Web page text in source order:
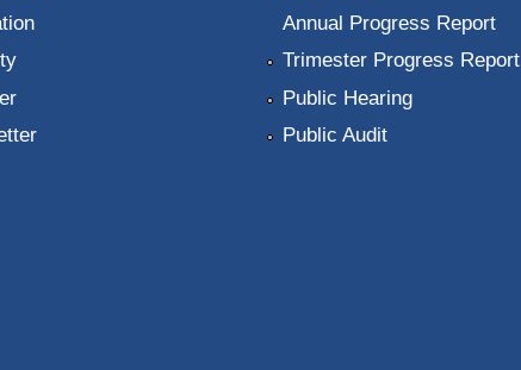
Annual Progress Report
Trimester Progress Report
Public Hearing
Public Audit